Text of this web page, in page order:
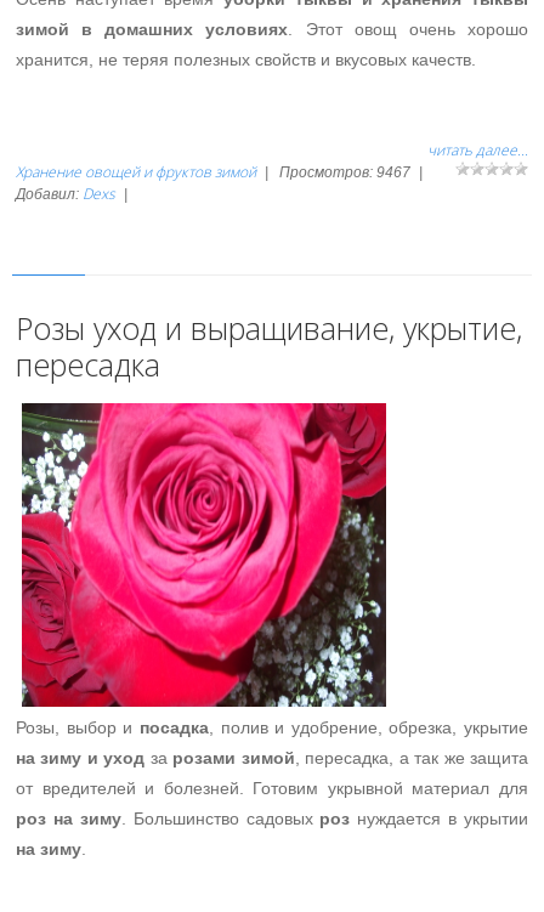
зимой в домашних условиях . Этот овощ очень хорошо
хранится, не теряя полезных свойств и вкусовых качеств.
читать далее...
Хранение овощей и фруктов зимой
Просмотров: 9467
Добавил: Dexs
Розы уход и выращивание, укрытие,
пересадка
Розы, выбор и посадка, полив и удобрение, обрезка, укрытие
назиму и уход за розами зимой , пересадка, а так же защита
от вредителей и болезней. Готовим укрывной материал для
роз назиму. Большинство садовых роз нуждается в укрытии
на зиму